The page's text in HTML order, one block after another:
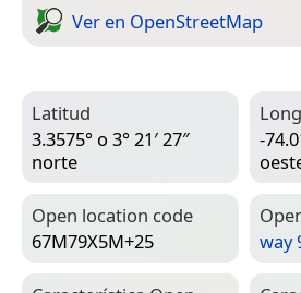
Ver en Open­Street­Map
Latitud
3.3575° o 3° 21′ 27″
norte
-
Open location code
67M79X5M+25
way